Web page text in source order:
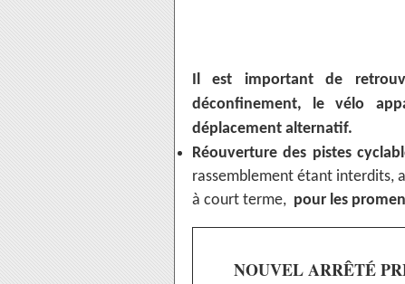
Il est important de
déconfinement, le vélo
déplacement alternatif.
Réouverture des pistes
rassemblement étant interdits,
à court terme, pour les
NOUVEL ARRÊTÉ